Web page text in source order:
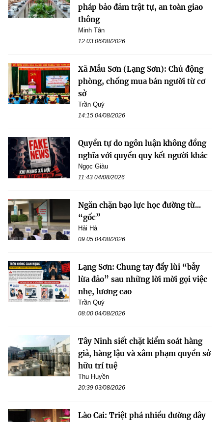
pháp bảo đảm trật tự, an toàn giao
thông
Minh Tân
12:03 06/08/2026
Xã Mẫu Sơn (Lạng Sơn): Chủ động
phòng, chống mua bán người từ cơ
sở
Trần Quý
14:15 04/08/2026
Quyền tự do ngôn luận không đồng
nghĩa với quyền quy kết người khác
Ngọc Giàu
11:43 04/08/2026
Ngăn chặn bạo lực học đường từ...
“gốc”
Hải Hà
09:05 04/08/2026
Lạng Sơn: Chung tay đẩy lùi “bẫy
lừa đảo” sau những lời mời gọi việc
nhẹ, lương cao
Trần Quý
08:00 04/08/2026
Tây Ninh siết chặt kiểm soát hàng
giả, hàng lậu và xâm phạm quyền sở
hữu trí tuệ
Thu Huyền
20:39 03/08/2026
Lào Cai: Triệt phá nhiều đường dây